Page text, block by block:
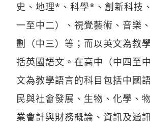
史、地理*、科學*、創新科技
一至中二）、視覺藝術、音樂
劃（中三）等；而以英文為教
括英國語文。在高中（中四至
文為教學語言的科目包括中國
民與社會發展、生物、化學、
業會計與財務概論、資訊及通